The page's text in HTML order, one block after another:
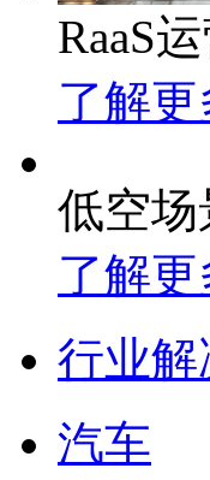
RaaS
了解更
低空场
了解更
行业解
汽车